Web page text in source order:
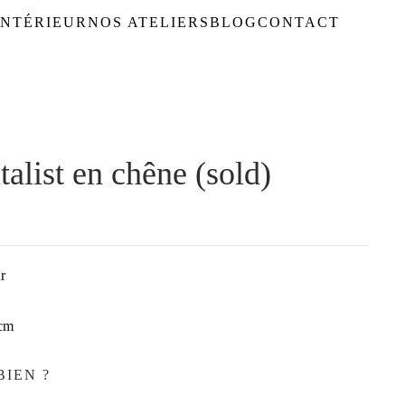
NOS ATELIERSBLOGCONTACT
en chêne (sold)
?